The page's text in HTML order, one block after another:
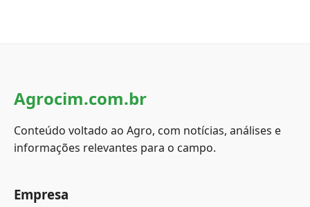
Agrocim.com.br
Conteúdo voltado ao Agro, com notícias, análises e
informações relevantes para o campo.
Empresa